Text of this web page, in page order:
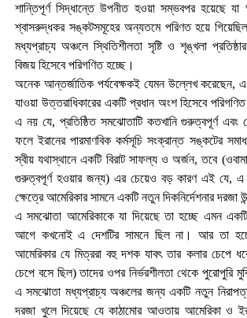
শান্তিপূর্ণ সিদ্ধান্তে উপনীত হওয়া সম্ভবপর হয়েছে যা
শ্বাসরুদ্ধকর সঙ্কটসমূহের অন্যতমে পরিণত হয়ে
মধ্যপ্রাচ্য অঞ্চলে স্থিতিশীলতা সৃষ্টি ও শৃঙ্খলা
বিজয় হিসেবে পরিগণিত হচ্ছে।
অনেক আন্তর্জাতিক পর্যবেক্ষকই যেমন উল্লেখ করেছেন, এ
যাওয়া উত্তরাধিকারের একটি প্রধান অংশ হিসেবে
এ নয় যে, প্রতিষ্ঠিত সমঝোতাটি কতখানি গুরুত্বপূর্ণ
ফলে ইরানের পারমাণবিক কর্মসূচি সংক্রান্ত সঙ্কটের
স্বীয় যথাস্থানে একটি বিরাট সাফল্য ও অর্জন, তবে
গুরুত্বপূর্ণ হওয়ার জন্য) এর চেয়েও বড় কারণ এই যে, এ
ক্ষেত্রে আমেরিকার সামনে একটি নতুন দিকনির্দেশনার দরজা
এ সমঝোতা আমেরিকাকে যা দিয়েছে তা হচ্ছে এমন একটি
আগে কখনোই এ দেশটির সামনে ছিল না। আর তা
আমেরিকার যে মিত্ররা বহু দশক যাবৎ তার কলার চেপে
চেপে বসে ছিল) তাদের ওপর নির্ভরশীলতা থেকে পুরোপুরি
এ সমঝোতা মধ্যপ্রাচ্য অঞ্চলের জন্য একটি নতুন
দরজা খুলে দিয়েছে যে কাঠামোর আওতায় আমেরিকা ও